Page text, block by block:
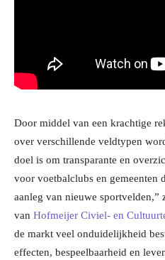
Door middel van een krachtige
over verschillende veldtypen
doel is om transparante en
voor voetbalclubs en gemeenten
aanleg van nieuwe
van Hofmeijer Civiel- en
de markt veel onduidelijkheid
effecten, bespeelbaarheid en